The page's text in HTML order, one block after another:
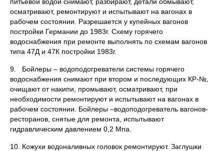
осматривают, ремонтируют и испытывают на вагонах в
рабочем состоянии. Разрешается у купейных вагонов
постройки Германии до 1983г. Схему горячего
водоснабжения при ремонте выполнять по схемам вагонов
типа 47Д и 47К постройки 1983г.
9. Бойлеры – водоподогреватели системы горячего
водоснабжения снимают при втором и последующих КР-№,
очищают от накипи, промывают, осматривают, при
необходимости ремонтируют и испытывают на вагонах в
рабочем состоянии. Бойлеры –водоподогреватель вагонов-
ресторанов, снятые для ремонта, испытывают
гидравлическим давлением 0,2 Мпа.
10. Кожухи водоналивных головок ремонтируют. Заглушки